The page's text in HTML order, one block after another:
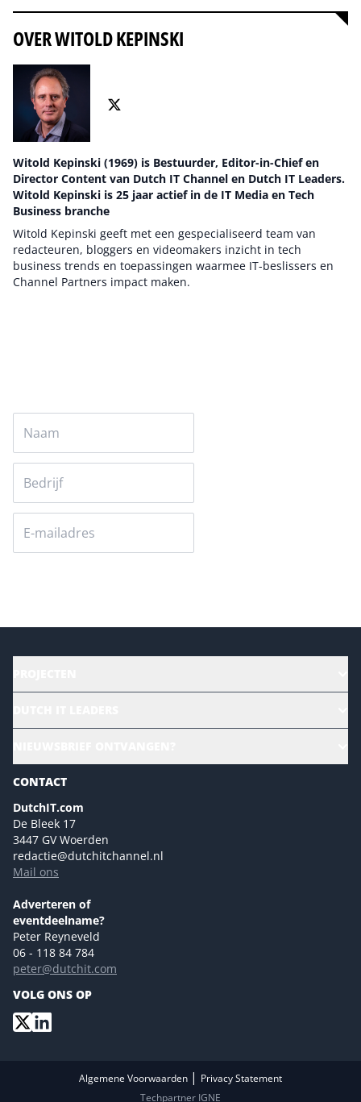
OVER WITOLD KEPINSKI
Witold Kepinski (1969) is Bestuurder, Editor-in-Chief en
Director Content van Dutch IT Channel en Dutch IT Leaders.
Witold Kepinski is 25 jaar actief in de IT Media en Tech
Business branche
Witold Kepinski geeft met een gespecialiseerd team van
redacteuren, bloggers en videomakers inzicht in tech
business trends en toepassingen waarmee IT-beslissers en
Channel Partners impact maken.
Sustainability | Green IT
Marketing- en contentmogelijkheden 2026
Events- en sponsormogelijkheden 2026
Ons team
Colofon
Tip de redactie
Versturen
CONTACT
DutchIT.com
De Bleek 17
3447 GV Woerden
redactie@dutchitchannel.nl
Mail ons
Adverteren of
eventdeelname?
Peter Reyneveld
06 - 118 84 784
peter@dutchit.com
VOLG ONS OP
Algemene Voorwaarden | Privacy Statement
Techpartner IGNE